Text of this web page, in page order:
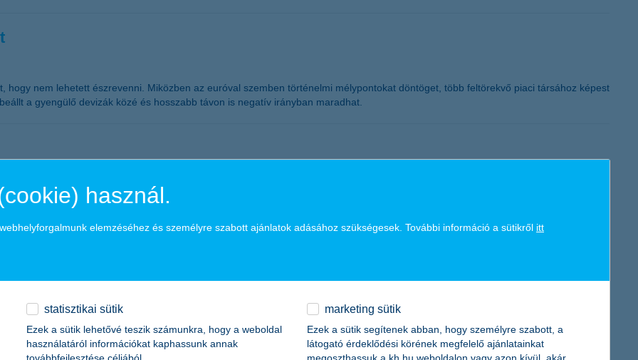
hogy nem lehetett észrevenni. Miközben az euróval szemben történelmi mélypontokat döntöget, több feltörekvő piaci társához képest
a gyengülő devizák közé és hosszabb távon is negatív irányban maradhat.
azon belül is elsősorban olasz adatra lenne szükség ahhoz, hogy véget érjen a trend nélküli csapkodás a piacokon, amelyek a
eredményez. Az pedig biztosra vehető, hogy komoly gazdasági megtorpanást hoz, emiatt pedig az alacsony kamatkörnyezetet,
országok adócsökkentésekkel, támogatásokkal oldhatják a feszültséget. Egyelőre türelemre van szükség, leghamarabb 2-3 hét múlva
K&H ügyfelek a nyílt bankolásnak köszönhetően
belül Magyarországon elsőként csatlakozhattak a Számlázz.hu autokassza rendszerébe. Az indulás óta több mint 1000, jellemzően
használ.
elemzéséhez és személyre szabott ajánlatok adásához szükségesek. További információ a sütikről itt
statisztikai sütik
Ezek a sütik lehetővé teszik számunkra, hogy a weboldal
használatáról információkat kaphassunk annak
marketing sütik
Ezek a sütik segítenek abban, hogy személyre szabott, a
látogató érdeklődési körének megfelelő ajánlatainkat